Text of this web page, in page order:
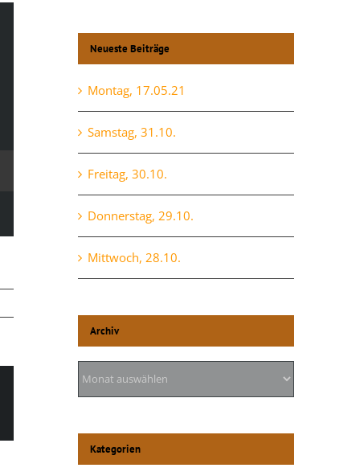
Neueste Beiträge
Montag, 17.05.21
Samstag, 31.10.
Freitag, 30.10.
Donnerstag, 29.10.
Mittwoch, 28.10.
Archiv
Archiv
Kategorien